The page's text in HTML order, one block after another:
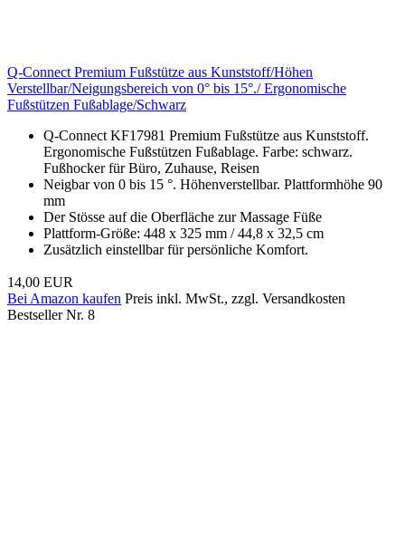
Q-Connect Premium Fußstütze aus Kunststoff/Höhen
Verstellbar/Neigungsbereich von 0° bis 15°./ Ergonomische
Fußstützen Fußablage/Schwarz
Q-Connect KF17981 Premium Fußstütze aus Kunststoff.
Ergonomische Fußstützen Fußablage. Farbe: schwarz.
Fußhocker für Büro, Zuhause, Reisen
Neigbar von 0 bis 15 °. Höhenverstellbar. Plattformhöhe 90
mm
Der Stösse auf die Oberfläche zur Massage Füße
Plattform-Größe: 448 x 325 mm / 44,8 x 32,5 cm
Zusätzlich einstellbar für persönliche Komfort.
14,00 EUR
Bei Amazon kaufen Preis inkl. MwSt., zzgl. Versandkosten
Bestseller Nr. 8